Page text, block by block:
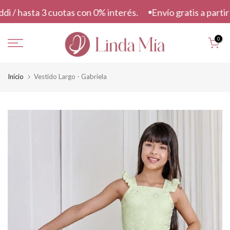
s
a
t
a
hasta 3 cuotas con 0% interés. Envío gratis a partir
0
Inicio Vestido Largo - Gabriela